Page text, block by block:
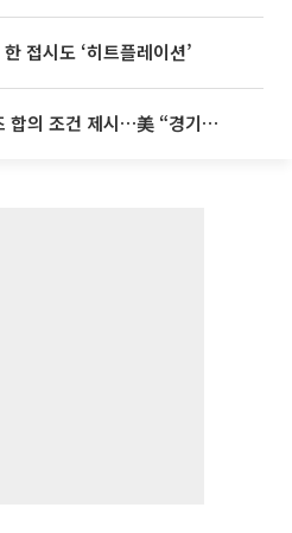
접시도 ‘히트플레이션’
이란, 미국에 호르무즈 합의 조건 제시…美 “경기 아직 안 끝나” [종합]